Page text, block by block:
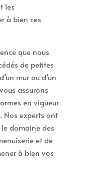
les
à bien ces
que nous
de petites
mur ou d’un
assurons
en vigueur
Nos experts ont
domaine des
et de
à bien vos